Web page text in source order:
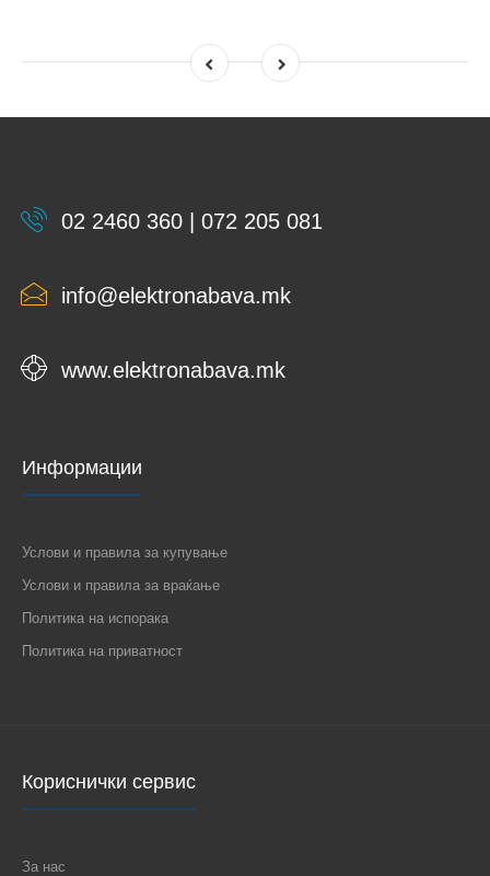
02 2460 360 | 072 205 081
info@elektronabava.mk
www.elektronabava.mk
Информации
Услови и правила за купување
Услови и правила за враќање
Политика на испорака
Политика на приватност
Кориснички сервис
За нас